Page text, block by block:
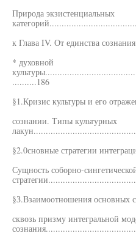
Природа экзистенциальных
к Глава IV. От единства
* духовной
..........186
§1.Кризис культуры и его
сознании. Типы культурных
§2.0сновные стратегии
Сущность соборно-
§З.Взаимоотношения основных
сквозь призму интегральной